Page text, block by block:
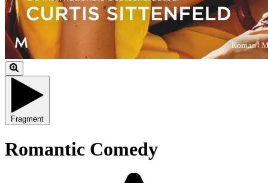
Fragment
Romantic Comedy